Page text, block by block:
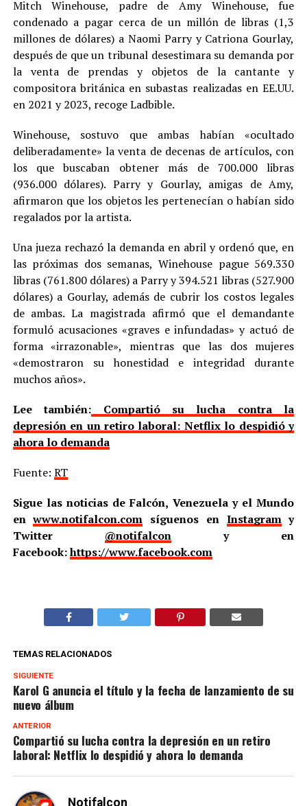
condenado a pagar cerca de un millón de libras (1,3
millones de dólares) a Naomi Parry y Catriona Gourlay,
después de que un tribunal desestimara su demanda por
la venta de prendas y objetos de la cantante y
compositora británica en subastas realizadas en EE.UU.
en 2021 y 2023, recoge Ladbible.
deliberadamente» la venta de decenas de artículos, con
los que buscaban obtener más de 700.000 libras
(936.000 dólares). Parry y Gourlay, amigas de Amy,
afirmaron que los objetos les pertenecían o habían sido
regalados por la artista.
las próximas dos semanas, Winehouse pague 569.330
libras (761.800 dólares) a Parry y 394.521 libras (527.900
dólares) a Gourlay, además de cubrir los costos legales
de ambas. La magistrada afirmó que el demandante
formuló acusaciones «graves e infundadas» y actuó de
forma «irrazonable», mientras que las dos mujeres
«demostraron su honestidad e integridad durante
muchos años».
depresión en un retiro laboral: Netflix lo despidió y
ahora lo demanda
enwww.notifalcon.comsíguenos enInstagramy
Twitter@notifalcony en
Facebook:
https://www.facebook.com
Karol G anuncia el título y la fecha de lanzamiento de su
nuevo álbum
ANTERIOR
Compartió su lucha contra la depresión en un retiro
laboral: Netflix lo despidió y ahora lo demanda